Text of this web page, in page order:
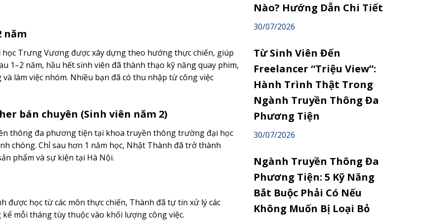
năm
Trưng Vương được xây dựng theo hướng thực chiến, giúp
1–2 năm, hầu hết sinh viên đã thành thạo kỹ năng quay phim,
làm việc nhóm. Nhiều bạn đã có thu nhập từ công việc
bán chuyên (Sinh viên năm 2)
thông đa phương tiện tại khoa truyền thông trường đại học
chóng. Chỉ sau hơn 1 năm học, Nhật Thành đã trở thành
phẩm và sự kiện tại Hà Nội.
được học từ các môn thực chiến, Thành đã tự tin xử lý các
mỗi tháng tùy thuộc vào khối lượng công việc.
Nào? Hướng Dẫn Chi Tiết
30/07/2026
Từ Sinh Viên Đến
Freelancer “Triệu View”:
Hành Trình Thật Trong
Ngành Truyền Thông Đa
Phương Tiện
30/07/2026
Ngành Truyền Thông Đa
Phương Tiện: 5 Kỹ Năng
Bắt Buộc Phải Có Nếu
Không Muốn Bị Loại Bỏ